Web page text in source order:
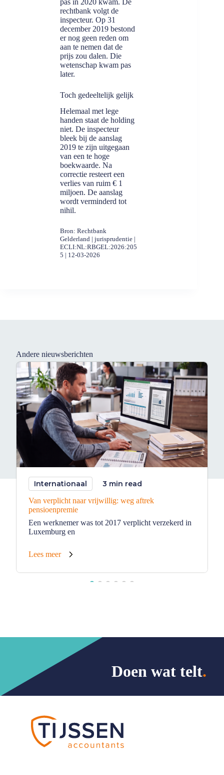
rechtbank volgt de
inspecteur. Op 31
december 2019 bestond
er nog geen reden om
aan te nemen dat de
prijs zou dalen. Die
wetenschap kwam pas
later.
Toch gedeeltelijk gelijk
Helemaal met lege
handen staat de holding
niet. De inspecteur
bleek bij de aanslag
2019 te zijn uitgegaan
van een te hoge
boekwaarde. Na
correctie resteert een
verlies van ruim € 1
miljoen. De aanslag
wordt verminderd tot
nihil.
Bron: Rechtbank
Gelderland | jurisprudentie |
ECLI:NL:RBGEL:2026:205
5 | 12-03-2026
Andere nieuwsberichten
Internationaal 3 min read
Van verplicht naar vrijwillig: weg aftrek
pensioenpremie
Een werknemer was tot 2017 verplicht verzekerd in
Luxemburg en
Lees meer
Doen wat telt.